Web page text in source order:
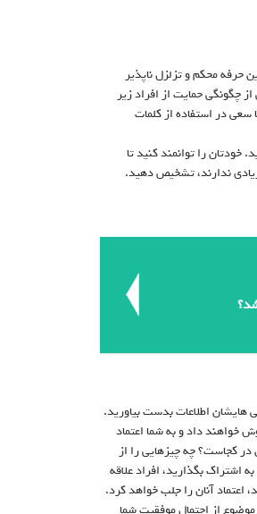
حرفه محکم و تزلزل ناپذیر
چگونگی حمایت از افراد زیر
سعی در استفاده از کلمات
را توانمند کنید تا
ندارند، تشخیص دهید.
هایشان اطلاعات بدست بیاورید.
خواهند داد و به شما اعتماد
در کجاست؟ چه چیزهایی را از
اشتراک بگذارید، افراد علاقه
اعتماد آنان را جلب خواهد کرد.
موضوع از احتمال موفقیت شما